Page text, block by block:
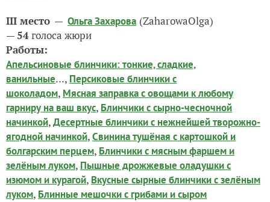
III место — Ольга Захарова (ZaharowaOlga)
—54голоса жюри
Работы:
Апельсиновые блинчики: тонкие, сладкие,
ванильные..., Персиковые блинчики с
шоколадом, Мясная заправка с овощами к любому
гарниру на ваш вкус, Блинчики с сырно-чесночной
начинкой,Десертные блинчики с нежнейшей творожно-
ягодной начинкой,Свинина тушёная с картошкой и
болгарским перцем, Блинчики с мясным фаршем и
зелёным луком, Пышные дрожжевые оладушки с
изюмом и курагой, Вкусные сырные блинчики с зелёным
луком, Блинные мешочки с грибами и сыром